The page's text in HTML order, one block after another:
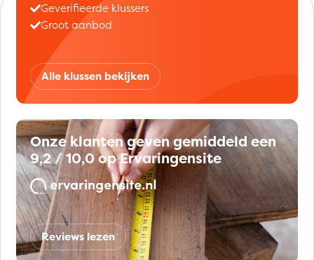
Geverifieerde klussers
Groot aanbod
Alle klussen bekijken
Onze klanten geven gemiddeld een
9,2 / 10,0 op Ervaringensite
Reviews lezen